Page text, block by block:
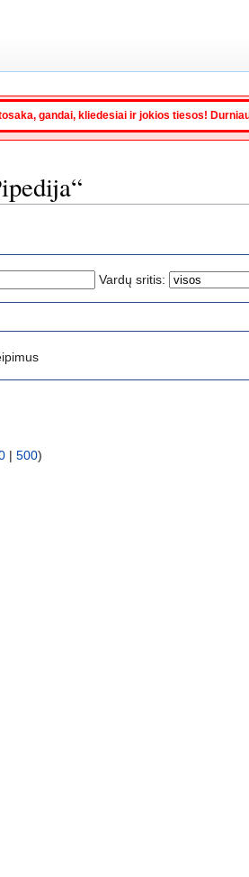
gandai, kliedesiai ir jokios tiesos!
Vardų sritis:
| 500)